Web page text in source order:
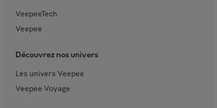
VeepeeTech
Veepee
Découvrez nos univers
Les univers Veepee
Veepee Voyage